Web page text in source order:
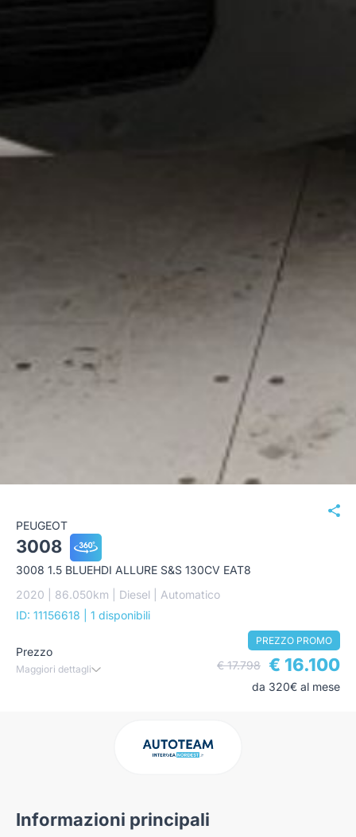
PEUGEOT
3008
3008 1.5 BLUEHDI ALLURE S&S 130CV EAT8
2020 | 86.050km | Diesel | Automatico
ID: 11156618
| 1 disponibili
Prezzo
Maggiori dettagli
PREZZO PROMO
€ 17.798 € 16.100
da 320€ al mese
Informazioni principali